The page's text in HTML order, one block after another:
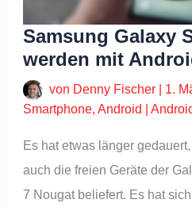
Samsung Galaxy
werden mit
von Denny Fischer 1.
Smartphone,Android |
Es hat etwas länger
auch die freien Geräte der
7 Nougat beliefert. Es hat